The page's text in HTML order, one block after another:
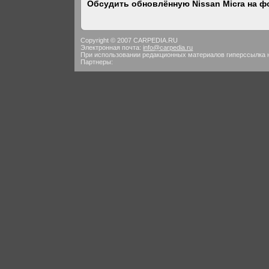
Обсудить обновлённую Nissan Micra на
Copyright © 2007 CARPEDIA.RU
Электронная почта: info@carpedia.ru
При использовании редакционных материалов гиперссылка
Партнеры: